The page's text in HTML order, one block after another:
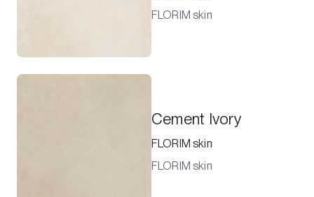
FLORIM skin
Cement Ivory
FLORIM skin
FLORIM skin